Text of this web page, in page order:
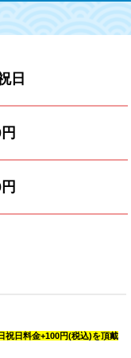
日
祝日料金+100円(税込)を頂戴